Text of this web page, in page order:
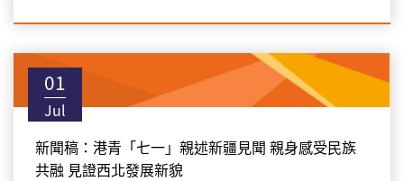
01
Jul
新聞稿：港青「七一」親述新疆見聞 親身感受民族
共融 見證西北發展新貌